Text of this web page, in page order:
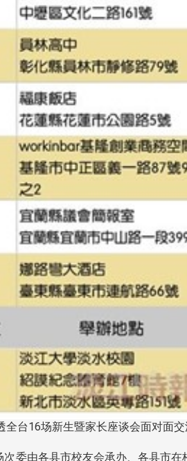
台16场新生暨家长座谈会面对面
委由各县市校友会承办、各县市在